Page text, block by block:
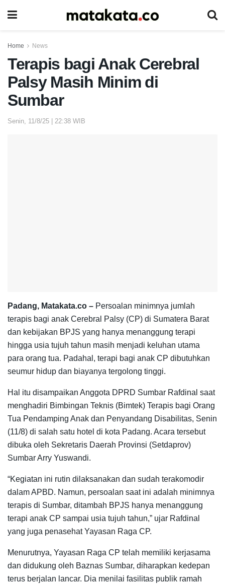
Home News
Terapis bagi Anak Cerebral
Palsy Masih Minim di
Sumbar
Senin, 11/8/25 | 22:38 WIB
Padang, Matakata.co – Persoalan minimnya jumlah
terapis bagi anak Cerebral Palsy (CP) di Sumatera Barat
dan kebijakan BPJS yang hanya menanggung terapi
hingga usia tujuh tahun masih menjadi keluhan utama
para orang tua. Padahal, terapi bagi anak CP dibutuhkan
seumur hidup dan biayanya tergolong tinggi.
Hal itu disampaikan Anggota DPRD Sumbar Rafdinal saat
menghadiri Bimbingan Teknis (Bimtek) Terapis bagi Orang
Tua Pendamping Anak dan Penyandang Disabilitas, Senin
(11/8) di salah satu hotel di kota Padang. Acara tersebut
dibuka oleh Sekretaris Daerah Provinsi (Setdaprov)
Sumbar Arry Yuswandi.
“Kegiatan ini rutin dilaksanakan dan sudah terakomodir
dalam APBD. Namun, persoalan saat ini adalah minimnya
terapis di Sumbar, ditambah BPJS hanya menanggung
terapi anak CP sampai usia tujuh tahun,” ujar Rafdinal
yang juga penasehat Yayasan Raga CP.
Menurutnya, Yayasan Raga CP telah memiliki kerjasama
dan didukung oleh Baznas Sumbar, diharapkan kedepan
terus berjalan lancar. Dia menilai fasilitas publik ramah